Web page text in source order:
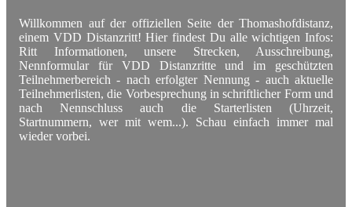
Willkommen auf der offiziellen Seite der Thomashofdistanz,
einem VDD Distanzritt! Hier findest Du alle wichtigen Infos:
Ritt Informationen, unsere Strecken, Ausschreibung,
Nennformular für VDD Distanzritte und im geschützten
Teilnehmerbereich - nach erfolgter Nennung - auch aktuelle
Teilnehmerlisten, die Vorbesprechung in schriftlicher Form und
nach Nennschluss auch die Starterlisten (Uhrzeit,
Startnummern, wer mit wem...). Schau einfach immer mal
wieder vorbei.